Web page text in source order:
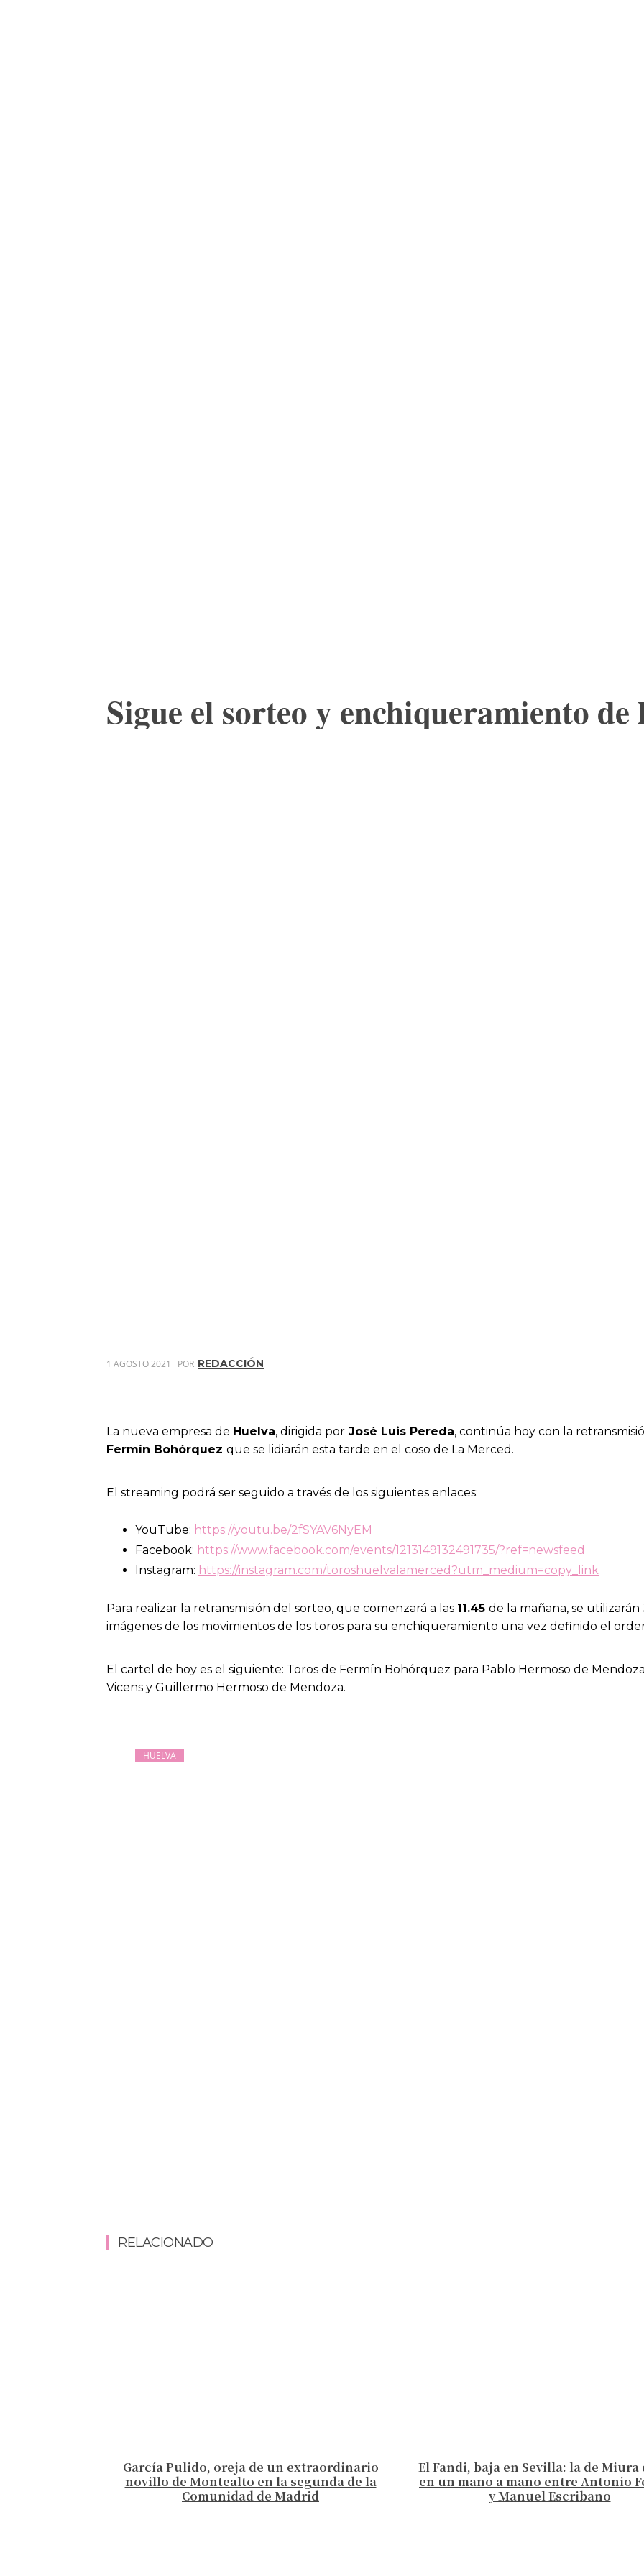
Sigue el sorteo y enchiqueramiento
1 AGOSTO 2021 POR REDACCIÓN
La nueva empresa de Huelva, dirigida por José Luis Pereda, continúa hoy con la
Fermín Bohórquez que se lidiarán esta tarde en el coso de La Merced.
El streaming podrá ser seguido a través de los siguientes enlaces:
YouTube: https://youtu.be/2fSYAV6NyEM
Facebook: https://www.facebook.com/events/1213149132491735/?ref=newsfeed
Instagram: https://instagram.com/toroshuelvalamerced?utm_medium=copy_link
Para realizar la retransmisión del sorteo, que comenzará a las 11.45 de la mañana, se
imágenes de los movimientos de los toros para su enchiqueramiento una vez definido el
El cartel de hoy es el siguiente: Toros de Fermín Bohórquez para Pablo Hermoso de
Vicens y Guillermo Hermoso de Mendoza.
HUELVA
RELACIONADO
García Pulido, oreja de un extraordinario
novillo de Montealto en la segunda de la
Comunidad de Madrid
El Fandi, baja en Sevilla: la de Miura
en un mano a mano entre Antonio
y Manuel Escribano